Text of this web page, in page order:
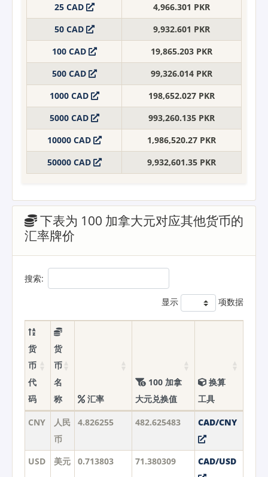
25 CAD
4,966.301 PKR
50 CAD
9,932.601 PKR
100 CAD
19,865.203 PKR
500 CAD
99,326.014 PKR
1000 CAD
198,652.027 PKR
5000 CAD
993,260.135 PKR
10000 CAD
1,986,520.27 PKR
50000 CAD
9,932,601.35 PKR
下表为 100 加拿大元对应其他货币的
汇率牌价
搜索:
显示 项数据
货
币
代
码
货
币
名
称
汇率
100 加拿
大元兑换值
换算
工具
CNY
人民
币
4.826255 482.625483 CAD/CNY
USD 美元 0.713803 71.380309 CAD/USD